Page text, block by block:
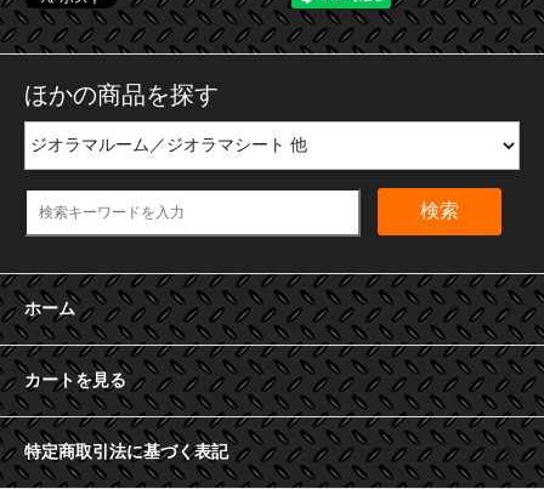
ほかの商品を探す
検索
ホーム
カートを見る
特定商取引法に基づく表記